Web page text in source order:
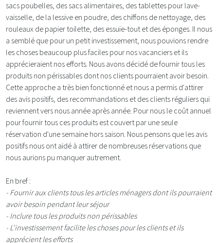
sacs poubelles, des sacs alimentaires, des tablettes pour lave-
vaisselle, de la lessive en poudre, des chiffons de nettoyage, des
rouleaux de papier toilette, des essuie-tout et des éponges. Il nous
a semblé que pour un petit investissement, nous pouvions rendre
les choses beaucoup plus faciles pour nos vacanciers et ils
apprécieraient nos efforts. Nous avons décidé de fournir tous les
produits non périssables dont nos clients pourraient avoir besoin.
Cette approche a très bien fonctionné et nous a permis d'attirer
des avis positifs, des recommandations et des clients réguliers qui
reviennent vers nous année après année. Pour nous le coût annuel
pour fournir tous ces produits est couvert par une seule
réservation d'une semaine hors saison. Nous pensons que les avis
positifs nous ont aidé à attirer de nombreuses réservations que
nous aurions pu manquer autrement.
En bref :
- Fournir aux clients tous les articles ménagers dont ils pourraient
avoir besoin pendant leur séjour
- Inclure tous les produits non périssables
- L'investissement facilite les choses pour les clients et ils
apprécient les efforts